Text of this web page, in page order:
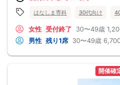
はなしま専科 30代向け
女性 受付終了 30〜49歳
男性 残り1席 30〜49歳
開催確